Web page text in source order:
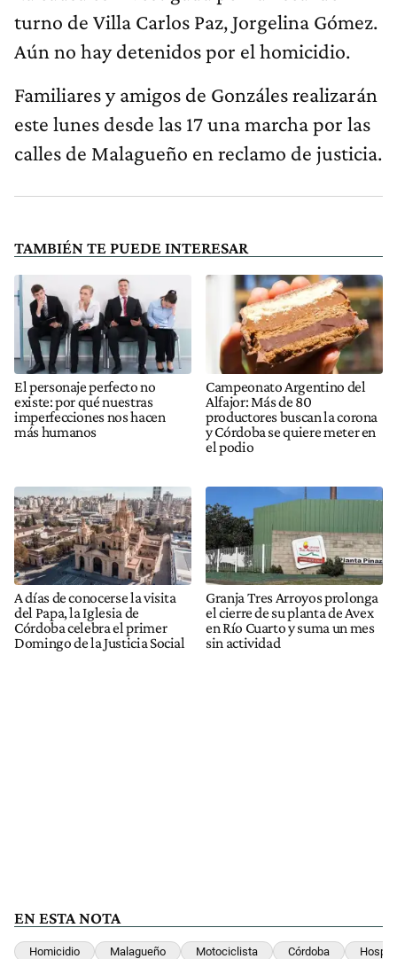
turno de Villa Carlos Paz, Jorgelina Gómez.
Aún no hay detenidos por el homicidio.
Familiares y amigos de Gonzáles realizarán
este lunes desde las 17 una marcha por las
calles de Malagueño en reclamo de justicia.
TAMBIÉN TE PUEDE INTERESAR
El personaje perfecto no
existe: por qué nuestras
imperfecciones nos hacen
más humanos
Campeonato Argentino del
Alfajor: Más de 80
productores buscan la corona
y Córdoba se quiere meter en
el podio
A días de conocerse la visita
del Papa, la Iglesia de
Córdoba celebra el primer
Domingo de la Justicia Social
Granja Tres Arroyos prolonga
el cierre de su planta de Avex
en Río Cuarto y suma un mes
sin actividad
EN ESTA NOTA
Homicidio Malagueño Motociclista Córdoba